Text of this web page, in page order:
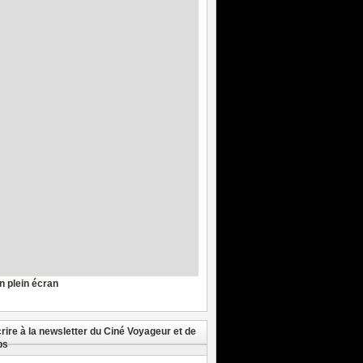
plein écran
à la newsletter du Ciné Voyageur et de